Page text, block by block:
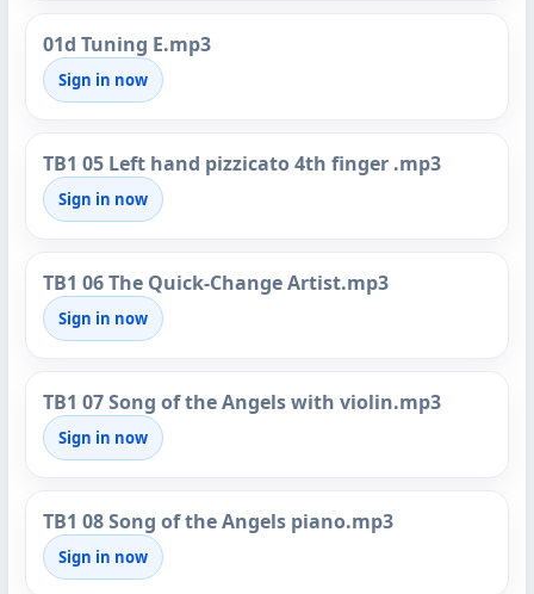
01d Tuning E.mp3
Sign in now
TB1 05 Left hand pizzicato 4th finger .mp3
Sign in now
TB1 06 The Quick-Change Artist.mp3
Sign in now
TB1 07 Song of the Angels with violin.mp3
Sign in now
TB1 08 Song of the Angels piano.mp3
Sign in now